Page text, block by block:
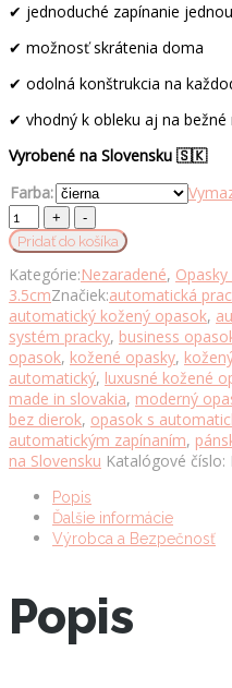
✔ jednoduché zapínanie
✔ možnosť skrátenia doma
✔ odolná konštrukcia na
✔ vhodný k obleku aj na bežné
Vyrobené na Slovensku 🇸🇰
Farba:
Opasok
z
pravej
kože
s
automatickou
prackou
NOIREL
množstvo
Pridať do košíka
Kategórie:Nezaradené,
3.5cmZnačiek:automatická
automatický kožený opasok,
systém pracky, business
opasok, kožené opasky,
automatický, luxusné kožené
made in slovakia, moderný
bez dierok, opasok s
automatickým zapínaním,
na Slovensku Katalógové číslo:
Popis
Ďalšie informácie
Výrobca a Bezpečnosť
Popis